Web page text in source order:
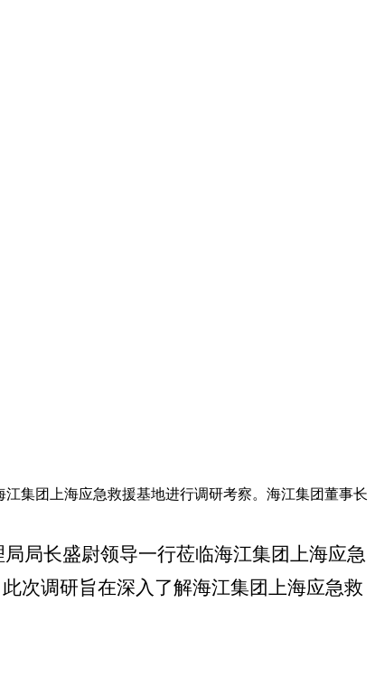
集团上海应急救援基地进行调研考察。海江集团董事长
局长盛尉领导一行莅临海江集团上海应急
次调研旨在深入了解海江集团上海应急救